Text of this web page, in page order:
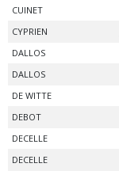
CUINET
CYPRIEN
DALLOS
DALLOS
DE WITTE
DEBOT
DECELLE
DECELLE